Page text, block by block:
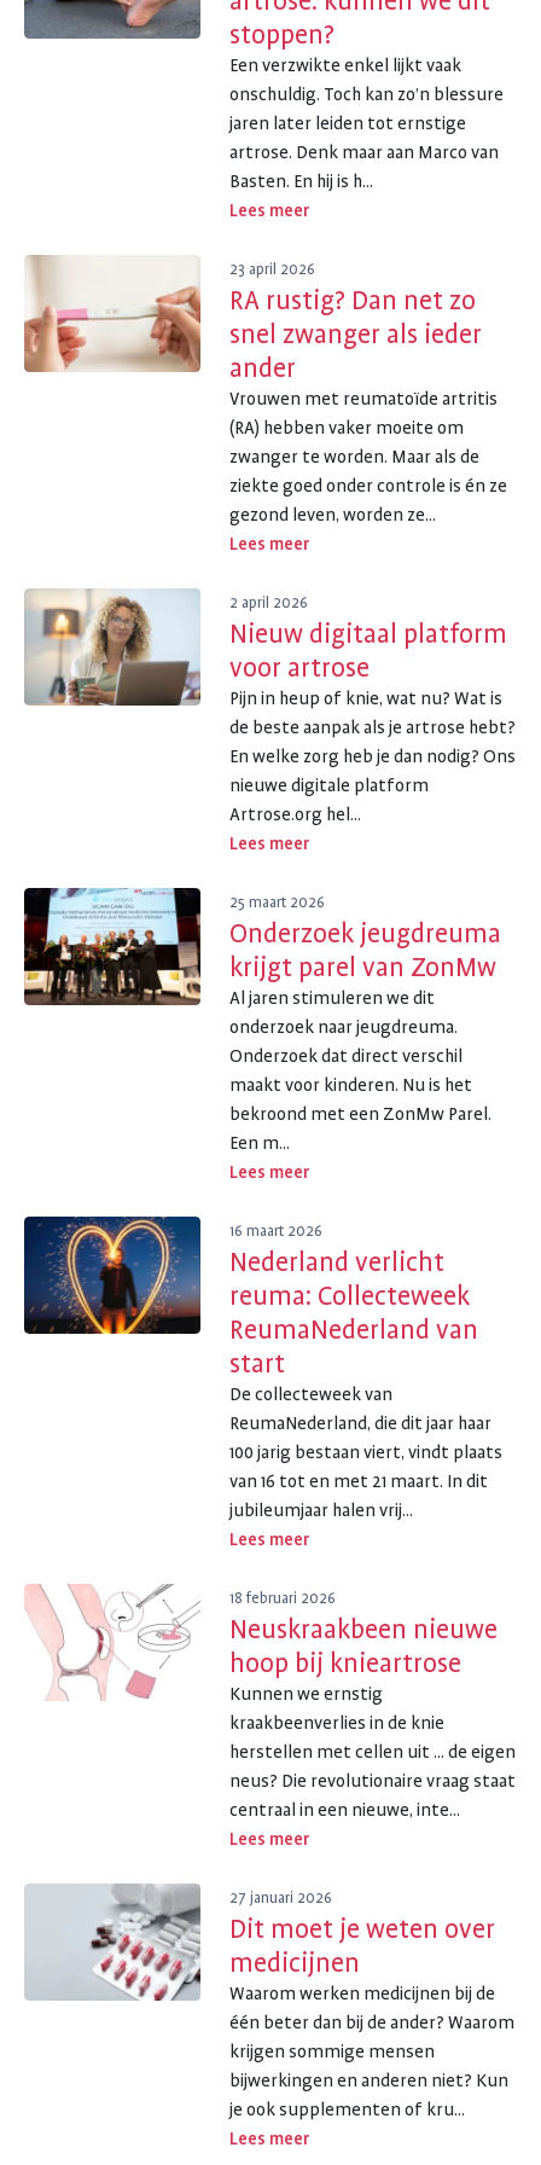
stoppen?
Een verzwikte enkel lijkt vaak
onschuldig. Toch kan zo’n blessure
jaren later leiden tot ernstige
artrose. Denk maar aan Marco van
Basten. En hij is h...
Lees meer
23 april 2026
RA rustig? Dan net zo
snel zwanger als ieder
ander
Vrouwen met reumatoïde artritis
(RA) hebben vaker moeite om
zwanger te worden. Maar als de
ziekte goed onder controle is én ze
gezond leven, worden ze...
Lees meer
2 april 2026
Nieuw digitaal platform
voor artrose
Pijn in heup of knie, wat nu? Wat is
de beste aanpak als je artrose hebt?
En welke zorg heb je dan nodig? Ons
nieuwe digitale platform
Artrose.org hel...
Lees meer
25 maart 2026
Onderzoek jeugdreuma
krijgt parel van ZonMw
Al jaren stimuleren we dit
onderzoek naar jeugdreuma.
Onderzoek dat direct verschil
maakt voor kinderen. Nu is het
bekroond met een ZonMw Parel.
Een m...
Lees meer
16 maart 2026
Nederland verlicht
reuma: Collecteweek
ReumaNederland van
start
De collecteweek van
ReumaNederland, die dit jaar haar
100 jarig bestaan viert, vindt plaats
van 16 tot en met 21 maart. In dit
jubileumjaar halen vrij...
Lees meer
18 februari 2026
Neuskraakbeen nieuwe
hoop bij knieartrose
Kunnen we ernstig
kraakbeenverlies in de knie
herstellen met cellen uit ... de eigen
neus? Die revolutionaire vraag staat
centraal in een nieuwe, inte...
Lees meer
27 januari 2026
Dit moet je weten over
medicijnen
Waarom werken medicijnen bij de
één beter dan bij de ander? Waarom
krijgen sommige mensen
bijwerkingen en anderen niet? Kun
je ook supplementen of kru...
Lees meer